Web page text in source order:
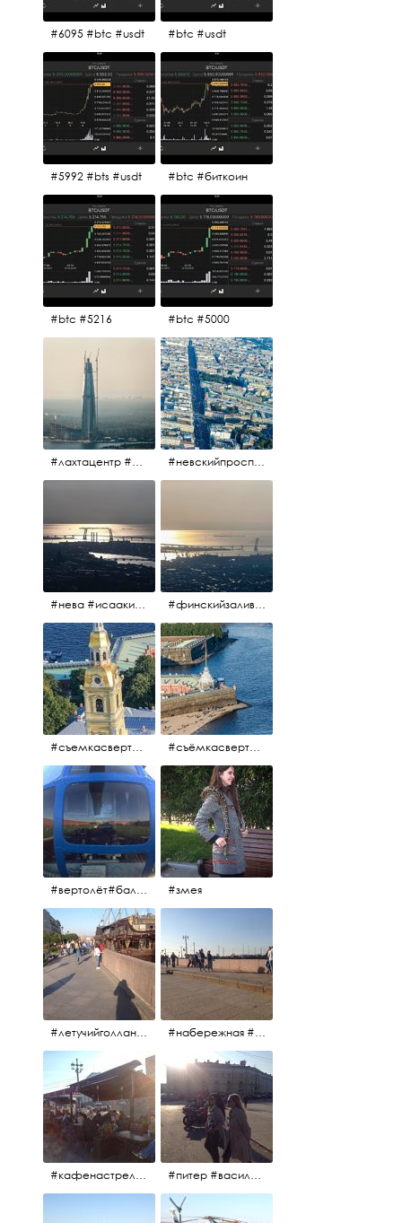
#6095 #btc #usdt #btc #usdt
#5992 #bts #usdt #btc #биткоин
#btc #5216 #btc #5000
#лахтацентр #лахта #башнягазпром #газпром #башня #небоскрёбпитера #небоскрёб #финскийзалив #санктпетербург #невскийпроспект #центргорода #санктпетербург #осень2017 #когдапаришьнадгородом
#нева #исаакий #исаакиевскийсобор #нева #васильевскийостров #адмиралтейскийрайон #финскийзалив #дворцовыймост #небонадпитером #осень2017 #финскийзалив #маркизовалужа #нева
#съемкасвертолета #вертолёт #съёмкасвертолёта #петропавловскаякрепость #заячийостров #санктпетербург #съёмкасвертолёта #питер #петропавловскаякрепость #нева #осень2017
#вертолёт#балтийскиеавиалинии #петропавловскаякрепость #заячийостров #полётынадпитером #полётынадгородом #полёты #змея
#летучийголландец #набережнаяневы #набережная #людигуляют #биржевоймост
#кафенастрелкевасильевскогоострова #байкеры #питер #васильевскийостров #байкеры #иностранцы